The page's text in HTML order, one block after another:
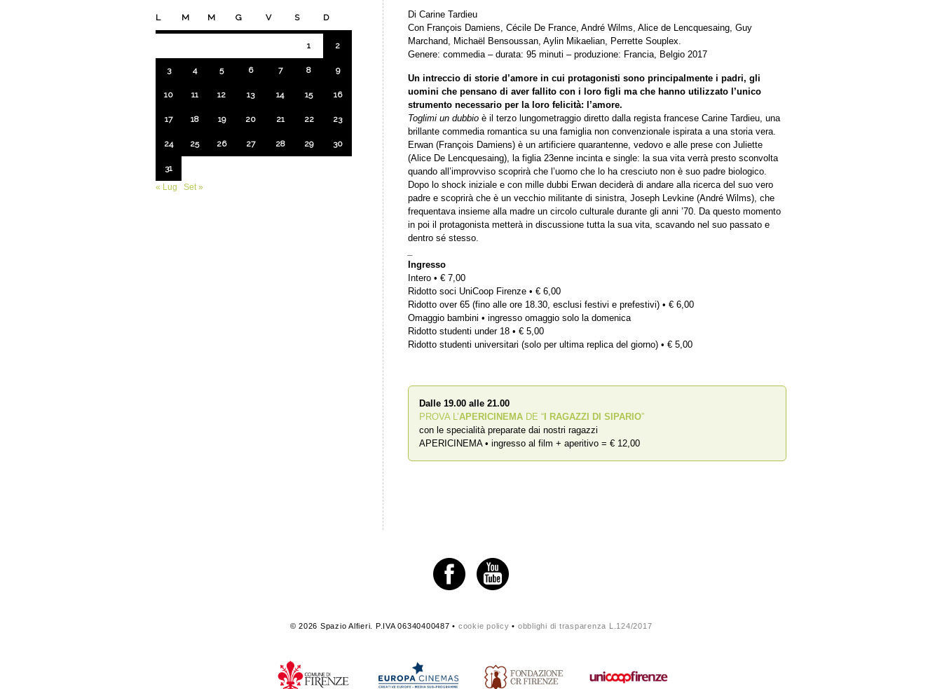
Di Carine Tardieu
Con François Damiens, Cécile De France, André Wilms, Alice de Lencquesaing, Guy
Marchand, Michaël Bensoussan, Aylin Mikaelian, Perrette Souplex.
Genere: commedia – durata: 95 minuti – produzione: Francia, Belgio 2017
Un intreccio di storie d’amore in cui protagonisti sono principalmente i padri, gli
uomini che pensano di aver fallito con i loro figli ma che hanno utilizzato l’unico
strumento necessario per la loro felicità: l’amore.
Toglimi un dubbio è il terzo lungometraggio diretto dalla regista francese Carine Tardieu, una
brillante commedia romantica su una famiglia non convenzionale ispirata a una storia vera.
Erwan (François Damiens) è un artificiere quarantenne, vedovo e alle prese con Juliette
(Alice De Lencquesaing), la figlia 23enne incinta e single: la sua vita verrà presto sconvolta
quando all’improvviso scoprirà che l’uomo che lo ha cresciuto non è suo padre biologico.
Dopo lo shock iniziale e con mille dubbi Erwan deciderà di andare alla ricerca del suo vero
padre e scoprirà che è un vecchio militante di sinistra, Joseph Levkine (André Wilms), che
frequentava insieme alla madre un circolo culturale durante gli anni ’70. Da questo momento
in poi il protagonista metterà in discussione tutta la sua vita, scavando nel suo passato e
dentro sé stesso.
Ingresso
Intero • € 7,00
Ridotto soci UniCoop Firenze • € 6,00
Ridotto over 65 (fino alle ore 18.30, esclusi festivi e prefestivi) • € 6,00
Omaggio bambini • ingresso omaggio solo la domenica
Ridotto studenti under 18 • € 5,00
Ridotto studenti universitari (solo per ultima replica del giorno) • € 5,00
Dalle 19.00 alle 21.00
PROVA L’APERICINEMA DE “ I RAGAZZI DI SIPARIO”
con le specialità preparate dai nostri ragazzi
APERICINEMA • ingresso al film + aperitivo = € 12,00
L M M G V S D
1 2
3 4 5 6 7 8 9
10 11 12 13 14 15 16
17 18 19 20 21 22 23
24 25 26 27 28 29 30
31
« Lug
Set »
© 2026 Spazio Alfieri. P.IVA 06340400487 • cookie policy • obblighi di trasparenza L.124/2017